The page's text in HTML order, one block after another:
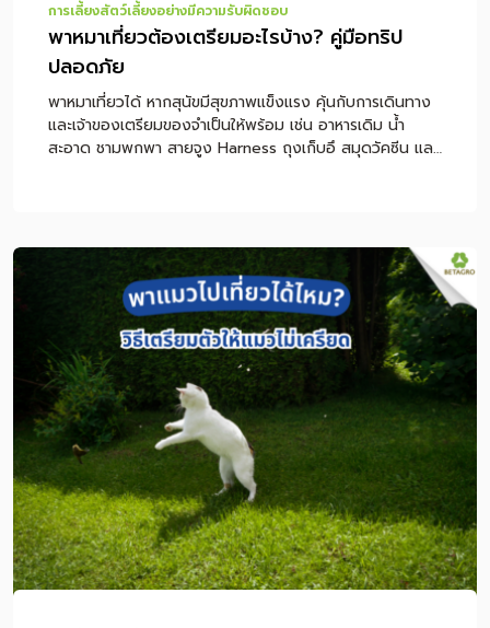
การเลี้ยงสัตว์เลี้ยงอย่างมีความรับผิดชอบ
พาหมาเที่ยวต้องเตรียมอะไรบ้าง? คู่มือทริป
ปลอดภัย
พาหมาเที่ยวได้ หากสุนัขมีสุขภาพแข็งแรง คุ้นกับการเดินทาง
และเจ้าของเตรียมของจำเป็นให้พร้อม เช่น อาหารเดิม น้ำ
สะอาด ชามพกพา สายจูง Harness ถุงเก็บอึ สมุดวัคซีน และ
ตัวพาสุนัขเดินทาง ไม่ใช่การวินิจฉัยหรือการรักษาโรค หากสุนัข
มีโรคประจำตัว มีอาการผิดปกติ หรือจำเป็นต้องใช้ยา ควร
ปรึกษาสัตวแพทย์ก่อนเดินทางทุกครั้ง สารบัญเนื้อหา พาหมา
เที่ยวได้ไหม? เช็กก่อนออกทริป หมาแบบไหนเหมาะกับการ
เที่ยว? พาหมาเที่ยวต้องเตรียมอะไรบ้าง? พาหมาเดินทางไกล
ด้วยรถยนต์ ต้องดูแลอย่างไร? หมาเมารถดูอย่างไร และช่วย
ลดอาการได้อย่างไร? ควรให้อาหารหมาก่อนเดินทางไหม?
เลือกที่พัก Pet-Friendly ต้องเช็กอะไรบ้าง? ถึงที่พักแล้วควร
ทำอย่างไรให้สุนัขปรับตัว? พาหมาเที่ยวกับฝากเลี้ยง แบบไหน
ดีกว่า? โภชนาการระหว่างทริปสำคัญอย่างไร? ข้อควรระวัง
เมื่อพาหมาเที่ยว สรุป พาหมาเที่ยวอย่างไรให้ปลอดภัยและสนุก
ตลอดทริป คำถามที่พบบ่อยเกี […]